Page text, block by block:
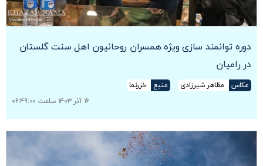
دوره توانمند سازی ویژه همسران روحانیون اهل سنت گلستان
در رامیان
عکاس مظاهر شیرزادی منبع
خزرنما
۱۶ آذر ۱۴۰۳ ساعت ۰۶:۴۹:۰۰